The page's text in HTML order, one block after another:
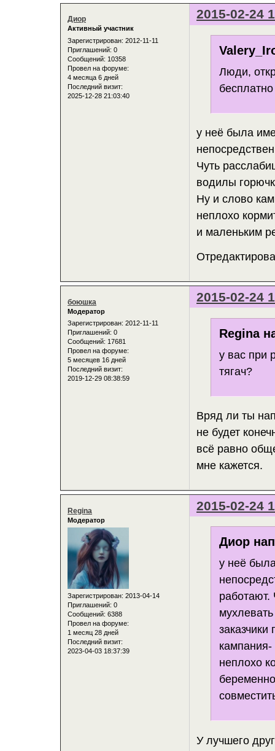
2015-02-24
Диор
Активный участник
Зарегистрирован: 2012-11-11
Приглашений: 0
Сообщений: 10358
Провел на форуме:
4 месяца 6 дней
Последний визит:
2025-12-28 21:03:40
Люди,
у неё была
Чуть
водилы
Ну и слово
неплохо
и маленьким
2015-02-24
боюшка
Модератор
Зарегистрирован: 2012-11-11
Приглашений: 0
Сообщений: 17681
Провел на форуме:
5 месяцев 16 дней
Последний визит:
2019-12-29 08:38:59
Regina
у вас при
тягач?
Вряд ли ты
не будет
всё равно
мне кажется.
2015-02-24
Regina
Модератор
Зарегистрирован: 2013-04-14
Приглашений: 0
Сообщений: 6388
Провел на форуме:
1 месяц 28 дней
Последний визит:
2023-04-03 18:37:39
Диор
у неё
работают.
кампания-
неплохо
У лучшего